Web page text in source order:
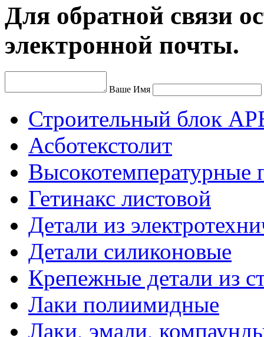
Для обратной связи
электронной почты.
Ваше Имя
Строительный блок
Асботекстолит
Высокотемпературные
Гетинакс листовой
Детали из
Детали силиконовые
Крепежные детали из
Лаки полиимидные
Лаки, эмали,